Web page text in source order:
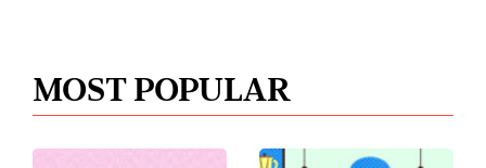
MOST POPULAR